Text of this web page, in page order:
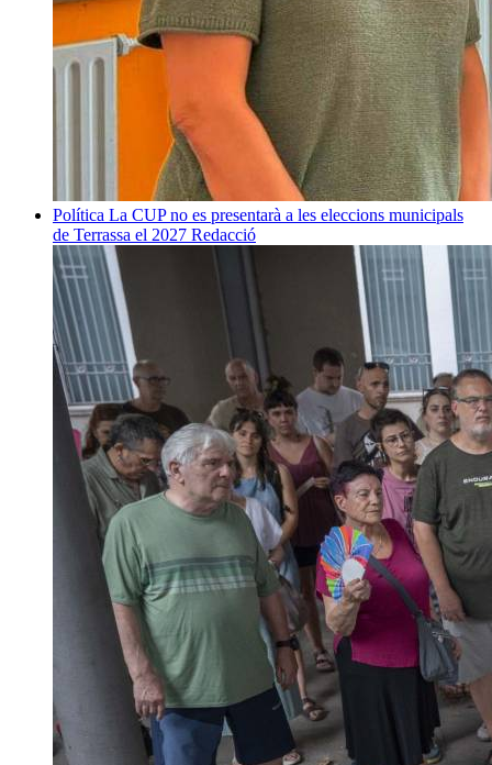
Política La CUP no es presentarà a les eleccions municipals
de Terrassa el 2027 Redacció